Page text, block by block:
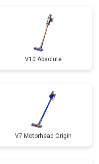
V10 Absolute
V7 Motorhead Origin